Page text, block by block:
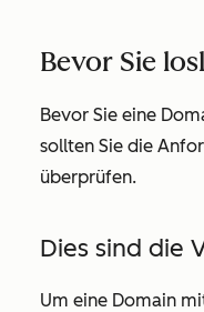
Bevor Sie
Bevor Sie eine
sollten Sie die
überprüfen.
Dies sind die
Um eine Domain